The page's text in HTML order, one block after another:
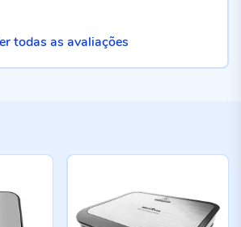
todas as avaliações